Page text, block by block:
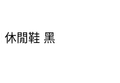
休閒鞋 黑